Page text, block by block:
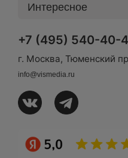
Интересное
+7 (495) 540-40-
г. Москва, Тюменский
info@vismedia.ru